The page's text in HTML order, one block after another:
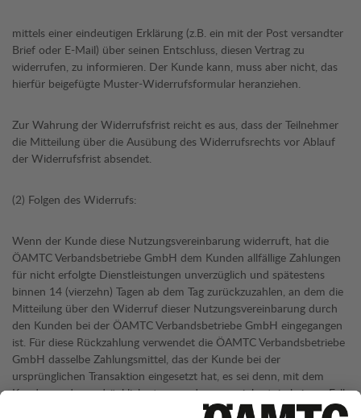
mittels einer eindeutigen Erklärung (z.B. ein mit der Post versandter
Brief oder E-Mail) über seinen Entschluss, diesen Vertrag zu
widerrufen, zu informieren. Der Kunde kann, muss aber nicht, das
hierfür beigefügte Muster-Widerrufsformular heranziehen.
Zur Wahrung der Widerrufsfrist reicht es aus, dass der Teilnehmer
die Mitteilung über die Ausübung des Widerrufsrechts vor Ablauf
der Widerrufsfrist absendet.
(2) Folgen des Widerrufs:
Wenn der Kunde diese Nutzungsvereinbarung widerruft, hat die
ÖAMTC Verbandsbetriebe GmbH dem Kunden allfällige Zahlungen
für nicht erfolgte Dienstleistungen unverzüglich und spätestens
binnen 14 (vierzehn) Tagen ab dem Tag zurückzuzahlen, an dem die
Mitteilung über den Widerruf dieser Nutzungsvereinbarung durch
den Kunden bei der ÖAMTC Verbandsbetriebe GmbH eingegangen
ist. Für diese Rückzahlung verwendet die ÖAMTC Verbandsbetriebe
GmbH dasselbe Zahlungsmittel, das der Kunde bei der
ursprünglichen Transaktion eingesetzt hat, es sei denn, mit dem
Kunde wurde ausdrücklich etwas anderes vereinbart; in keinem Fall
werden dem Kunden wegen dieser Rückzahlung Entgelte berechnet.